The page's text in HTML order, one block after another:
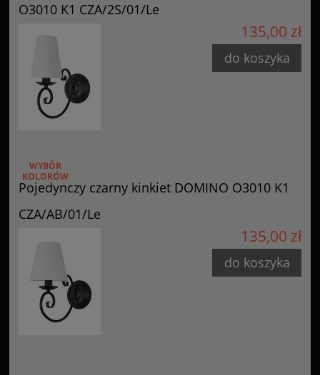
O3010 K1 CZA/2S/01/Le
135,00 zł
do koszyka
Pojedynczy czarny kinkiet DOMINO O3010 K1
CZA/AB/01/Le
WYBÓR
KOLORÓW
135,00 zł
do koszyka